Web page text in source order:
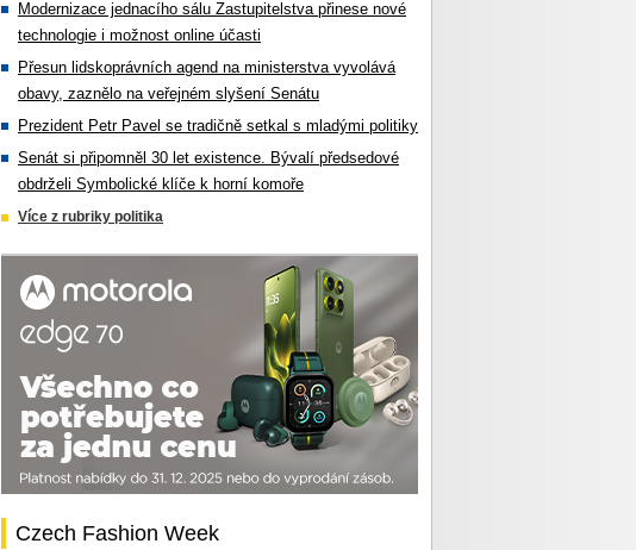
Modernizace jednacího sálu Zastupitelstva přinese nové
technologie i možnost online účasti
Přesun lidskoprávních agend na ministerstva vyvolává
obavy, zaznělo na veřejném slyšení Senátu
Prezident Petr Pavel se tradičně setkal s mladými politiky
Senát si připomněl 30 let existence. Bývalí předsedové
obdrželi Symbolické klíče k horní komoře
Více z rubriky politika
Czech Fashion Week